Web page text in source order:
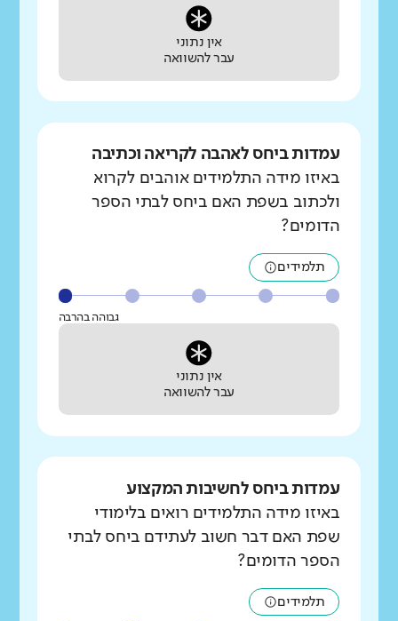
אין נתוני
עבר להשוואה
עמדות ביחס לאהבה לקריאה וכתיבה
באיזו מידה התלמידים אוהבים לקרוא
ולכתוב בשפת האם ביחס לבתי הספר
הדומים?
תלמידים
גבוהה בהרבה
אין נתוני
עבר להשוואה
עמדות ביחס לחשיבות המקצוע
באיזו מידה התלמידים רואים בלימודי
שפת האם דבר חשוב לעתידם ביחס לבתי
הספר הדומים?
תלמידים